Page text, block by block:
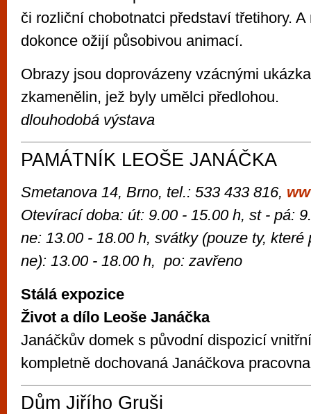
či rozliční chobotnatci představí třetihory. A
dokonce ožijí působivou animací.
Obrazy jsou doprovázeny vzácnými
zkamenělin, jež byly umělci předlohou.
dlouhodobá výstava
PAMÁTNÍK LEOŠE JANÁČKA
Smetanova 14, Brno, tel.: 533 433 816,
Otevírací doba: út: 9.00 - 15.00 h, st - pá:
ne: 13.00 - 18.00 h, svátky (pouze ty, které
ne): 13.00 - 18.00 h, po: zavřeno
Stálá expozice
Život a dílo Leoše Janáčka
Janáčkův domek s původní dispozicí
kompletně dochovaná Janáčkova
Dům Jiřího Gruši